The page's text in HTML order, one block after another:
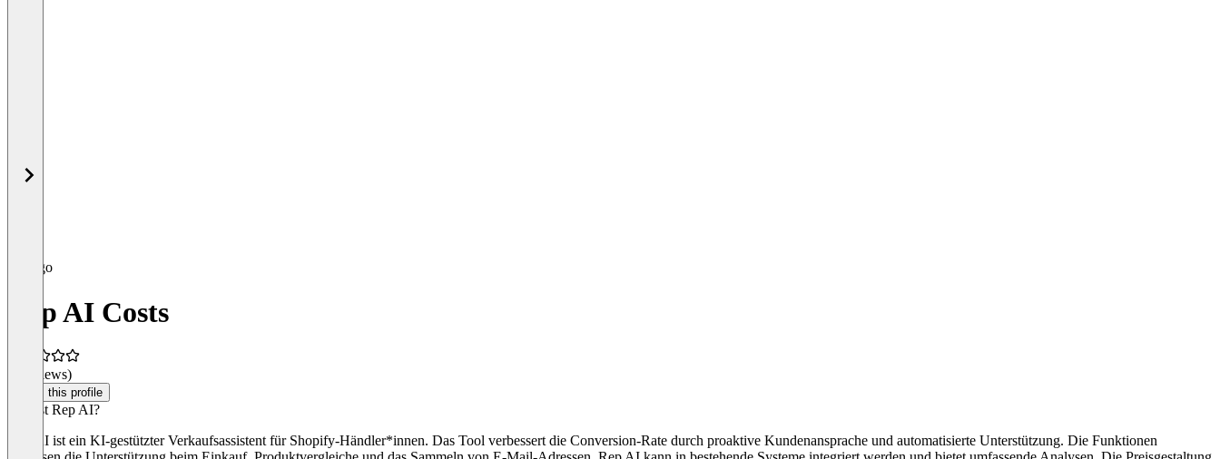
Rep AI Costs
(0 reviews)
Claim this profile
Was ist Rep AI?
Rep AI ist ein KI-gestützter Verkaufsassistent für Shopify-Händler*innen. Das Tool verbessert die Conversion-Rate durch proaktive Kundenansprache und automatisierte Unterstützung. Die Funktionen